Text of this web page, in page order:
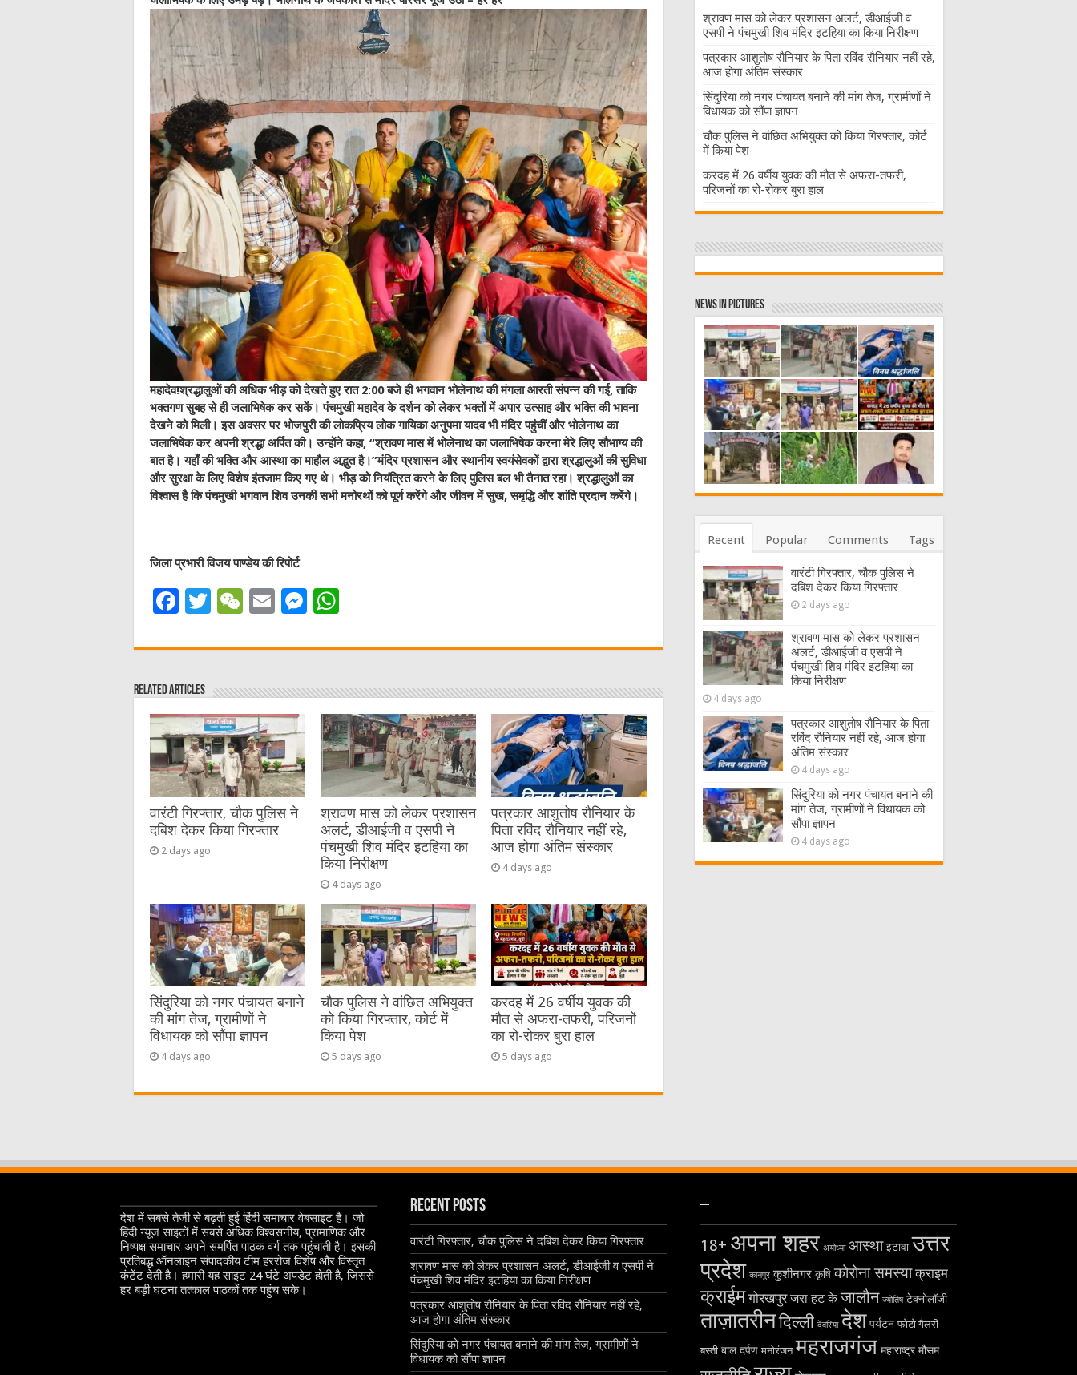
महादेव!श्रद्धालुओं की अधिक भीड़ को देखते हुए रात 2:00 बजे ही भगवान भोलेनाथ की मंगला आरती संपन्न की गई, ताकि
भक्तगण सुबह से ही जलाभिषेक कर सकें। पंचमुखी महादेव के दर्शन को लेकर भक्तों में अपार उत्साह और भक्ति की भावना
देखने को मिली। इस अवसर पर भोजपुरी की लोकप्रिय लोक गायिका अनुपमा यादव भी मंदिर पहुंचीं और भोलेनाथ का
जलाभिषेक कर अपनी श्रद्धा अर्पित की। उन्होंने कहा, “श्रावण मास में भोलेनाथ का जलाभिषेक करना मेरे लिए सौभाग्य की
बात है। यहाँ की भक्ति और आस्था का माहौल अद्भुत है।”मंदिर प्रशासन और स्थानीय स्वयंसेवकों द्वारा श्रद्धालुओं की सुविधा
और सुरक्षा के लिए विशेष इंतजाम किए गए थे। भीड़ को नियंत्रित करने के लिए पुलिस बल भी तैनात रहा। श्रद्धालुओं का
विश्वास है कि पंचमुखी भगवान शिव उनकी सभी मनोरथों को पूर्ण करेंगे और जीवन में सुख, समृद्धि और शांति प्रदान करेंगे।
जिला प्रभारी विजय पाण्डेय की रिपोर्ट
F
c
e
b
o
o
k
T
it
r
W
C
at
E
ai
M
ss
n
g
er
at
A
p
p
Related Articles
वारंटी गिरफ्तार, चौक पुलिस ने
दबिश देकर किया गिरफ्तार
2 days ago
श्रावण मास को लेकर प्रशासन
अलर्ट, डीआईजी व एसपी ने
पंचमुखी शिव मंदिर इटहिया का
किया निरीक्षण
4 days ago
पत्रकार आशुतोष रौनियार के
पिता रविंद रौनियार नहीं रहे,
आज होगा अंतिम संस्कार
4 days ago
सिंदुरिया को नगर पंचायत बनाने
की मांग तेज, ग्रामीणों ने
विधायक को सौंपा ज्ञापन
4 days ago
चौक पुलिस ने वांछित अभियुक्त
को किया गिरफ्तार, कोर्ट में
किया पेश
5 days ago
करदह में 26 वर्षीय युवक की
मौत से अफरा-तफरी, परिजनों
का रो-रोकर बुरा हाल
5 days ago
श्रावण मास को लेकर प्रशासन अलर्ट, डीआईजी व
एसपी ने पंचमुखी शिव मंदिर इटहिया का किया निरीक्षण
पत्रकार आशुतोष रौनियार के पिता रविंद रौनियार नहीं रहे,
आज होगा अंतिम संस्कार
सिंदुरिया को नगर पंचायत बनाने की मांग तेज, ग्रामीणों ने
विधायक को सौंपा ज्ञापन
चौक पुलिस ने वांछित अभियुक्त को किया गिरफ्तार, कोर्ट
में किया पेश
करदह में 26 वर्षीय युवक की मौत से अफरा-तफरी,
परिजनों का रो-रोकर बुरा हाल
News in Pictures
Recent Popular Comments Tags
वारंटी गिरफ्तार, चौक पुलिस ने
दबिश देकर किया गिरफ्तार
2 days ago
श्रावण मास को लेकर प्रशासन
अलर्ट, डीआईजी व एसपी ने
पंचमुखी शिव मंदिर इटहिया का
किया निरीक्षण
4 days ago
पत्रकार आशुतोष रौनियार के पिता
रविंद रौनियार नहीं रहे, आज होगा
अंतिम संस्कार
4 days ago
सिंदुरिया को नगर पंचायत बनाने की
मांग तेज, ग्रामीणों ने विधायक को
सौंपा ज्ञापन
4 days ago
देश में सबसे तेजी से बढ़ती हुई हिंदी समाचार वेबसाइट है। जो
हिंदी न्यूज साइटों में सबसे अधिक विश्वसनीय, प्रामाणिक और
निष्पक्ष समाचार अपने समर्पित पाठक वर्ग तक पहुंचाती है। इसकी
प्रतिबद्ध ऑनलाइन संपादकीय टीम हररोज विशेष और विस्तृत
कंटेंट देती है। हमारी यह साइट 24 घंटे अपडेट होती है, जिससे
हर बड़ी घटना तत्काल पाठकों तक पहुंच सके।
Recent Posts
वारंटी गिरफ्तार, चौक पुलिस ने दबिश देकर किया गिरफ्तार
श्रावण मास को लेकर प्रशासन अलर्ट, डीआईजी व एसपी ने
पंचमुखी शिव मंदिर इटहिया का किया निरीक्षण
पत्रकार आशुतोष रौनियार के पिता रविंद रौनियार नहीं रहे,
आज होगा अंतिम संस्कार
सिंदुरिया को नगर पंचायत बनाने की मांग तेज, ग्रामीणों ने
विधायक को सौंपा ज्ञापन
–
18+ अपना शहर अयोध्या आस्था इटावा उत्तर
प्रदेश कानपुर कुशीनगर कृषि कोरोना समस्या क्राइम
क्राईम गोरखपुर जरा हट के जालौन ज्योतिष टेक्नोलॉजी
ताज़ातरीनदिल्ली देवरिया देश पर्यटन फोटो गैलरी
बस्ती बाल दर्पण मनोरंजन महराजगंज महाराष्ट्र मौसम